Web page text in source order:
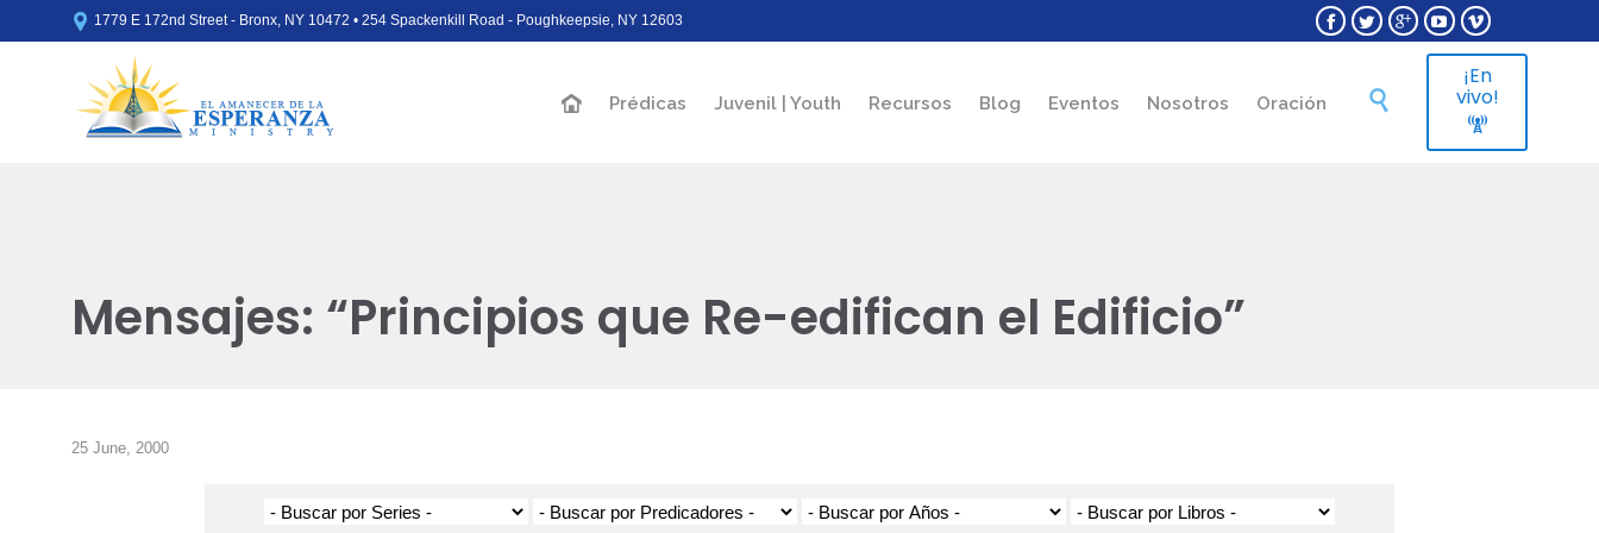
 1779 E 172nd Street - Bronx, NY 10472 • 254 Spackenkill Road - Poughkeepsie, NY 12603     
Skip
Prédicas Juvenil | Youth Recursos Blog Eventos Nosotros Oración 
¡En
vivo!

Mensajes: “Principios que Re-edifican el Edificio”
25 June, 2000